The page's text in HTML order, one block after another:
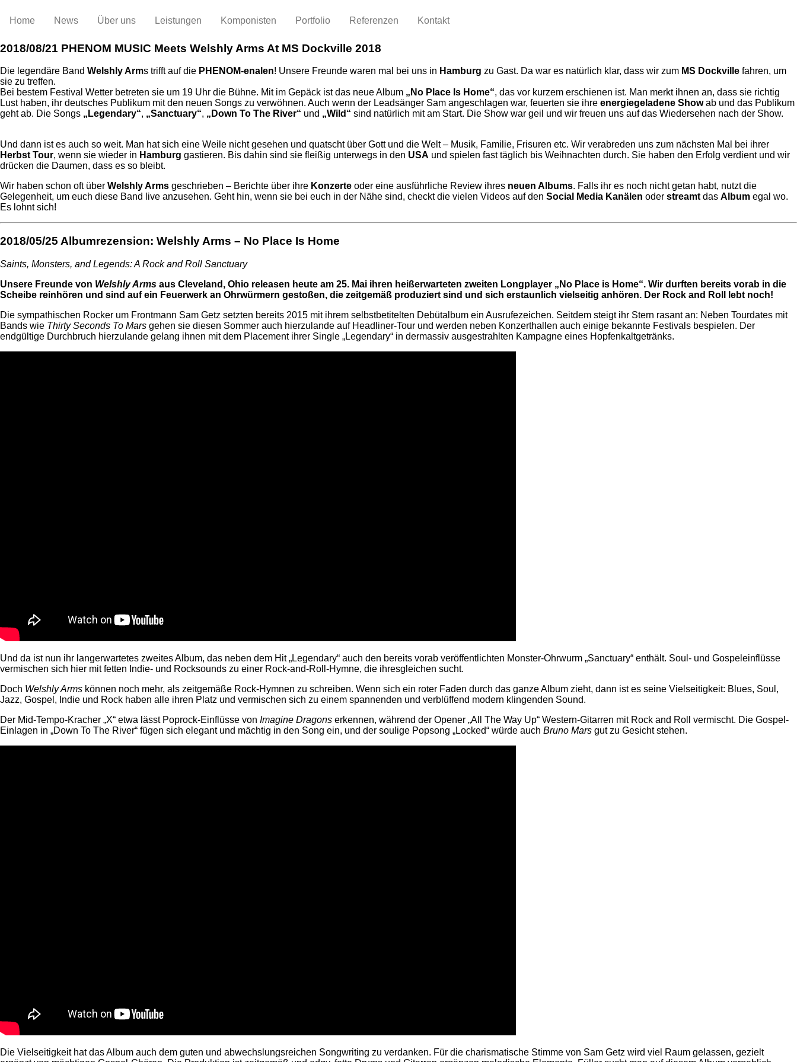
Home News Über uns Leistungen Komponisten Portfolio Referenzen Kontakt
2018/08/21 PHENOM MUSIC Meets Welshly Arms At MS Dockville 2018
Die legendäre Band Welshly Arms trifft auf die PHENOM-enalen! Unsere Freunde waren mal bei uns in Hamburg zu Gast. Da war es natürlich klar, dass wir zum MS Dockville fahren, um
sie zu treffen.
Bei bestem Festival Wetter betreten sie um 19 Uhr die Bühne. Mit im Gepäck ist das neue Album „No Place Is Home“, das vor kurzem erschienen ist. Man merkt ihnen an, dass sie richtig
Lust haben, ihr deutsches Publikum mit den neuen Songs zu verwöhnen. Auch wenn der Leadsänger Sam angeschlagen war, feuerten sie ihre energiegeladene Showab und das Publikum
geht ab. Die Songs „Legendary“, „Sanctuary“, „Down To The River“ und „Wild“ sind natürlich mit am Start. Die Show war geil und wir freuen uns auf das Wiedersehen nach der Show.
Und dann ist es auch so weit. Man hat sich eine Weile nicht gesehen und quatscht über Gott und die Welt – Musik, Familie, Frisuren etc. Wir verabreden uns zum nächsten Mal bei ihrer
Herbst Tour, wenn sie wieder in Hamburg gastieren. Bis dahin sind sie fleißig unterwegs in den USA und spielen fast täglich bis Weihnachten durch. Sie haben den Erfolg verdient und wir
drücken die Daumen, dass es so bleibt.
Wir haben schon oft über Welshly Arms geschrieben – Berichte über ihre Konzerte oder eine ausführliche Review ihres neuen Albums. Falls ihr es noch nicht getan habt, nutzt die
Gelegenheit, um euch diese Band live anzusehen. Geht hin, wenn sie bei euch in der Nähe sind, checkt die vielen Videos auf den Social Media Kanälen oder streamtdas Album egal wo.
Es lohnt sich!
2018/05/25 Albumrezension: Welshly Arms – No Place Is Home
Saints, Monsters, and Legends: A Rock and Roll Sanctuary
Unsere Freunde von Welshly Arms aus Cleveland, Ohio releasen heute am 25. Mai ihren heißerwarteten zweiten Longplayer „No Place is Home“. Wir durften bereits vorab in die
Scheibe reinhören und sind auf ein Feuerwerk an Ohrwürmern gestoßen, die zeitgemäß produziert sind und sich erstaunlich vielseitig anhören. Der Rock and Roll lebt noch!
Die sympathischen Rocker um Frontmann Sam Getz setzten bereits 2015 mit ihrem selbstbetitelten Debütalbum ein Ausrufezeichen. Seitdem steigt ihr Stern rasant an: Neben Tourdates mit
Bands wie Thirty Seconds To Mars gehen sie diesen Sommer auch hierzulande auf Headliner-Tour und werden neben Konzerthallen auch einige bekannte Festivals bespielen. Der
endgültige Durchbruch hierzulande gelang ihnen mit dem Placement ihrer Single „Legendary“ in dermassiv ausgestrahlten Kampagne eines Hopfenkaltgetränks.
Und da ist nun ihr langerwartetes zweites Album, das neben dem Hit „Legendary“ auch den bereits vorab veröffentlichten Monster-Ohrwurm „Sanctuary“ enthält. Soul- und Gospeleinflüsse
vermischen sich hier mit fetten Indie- und Rocksounds zu einer Rock-and-Roll-Hymne, die ihresgleichen sucht.
Doch Welshly Arms können noch mehr, als zeitgemäße Rock-Hymnen zu schreiben. Wenn sich ein roter Faden durch das ganze Album zieht, dann ist es seine Vielseitigkeit: Blues, Soul,
Jazz, Gospel, Indie und Rock haben alle ihren Platz und vermischen sich zu einem spannenden und verblüffend modern klingenden Sound.
Der Mid-Tempo-Kracher „X“ etwa lässt Poprock-Einflüsse von Imagine Dragons erkennen, während der Opener „All The Way Up“ Western-Gitarren mit Rock and Roll vermischt. Die Gospel-
Einlagen in „Down To The River“ fügen sich elegant und mächtig in den Song ein, und der soulige Popsong „Locked“ würde auch Bruno Mars gut zu Gesicht stehen.
Die Vielseitigkeit hat das Album auch dem guten und abwechslungsreichen Songwriting zu verdanken. Für die charismatische Stimme von Sam Getz wird viel Raum gelassen, gezielt